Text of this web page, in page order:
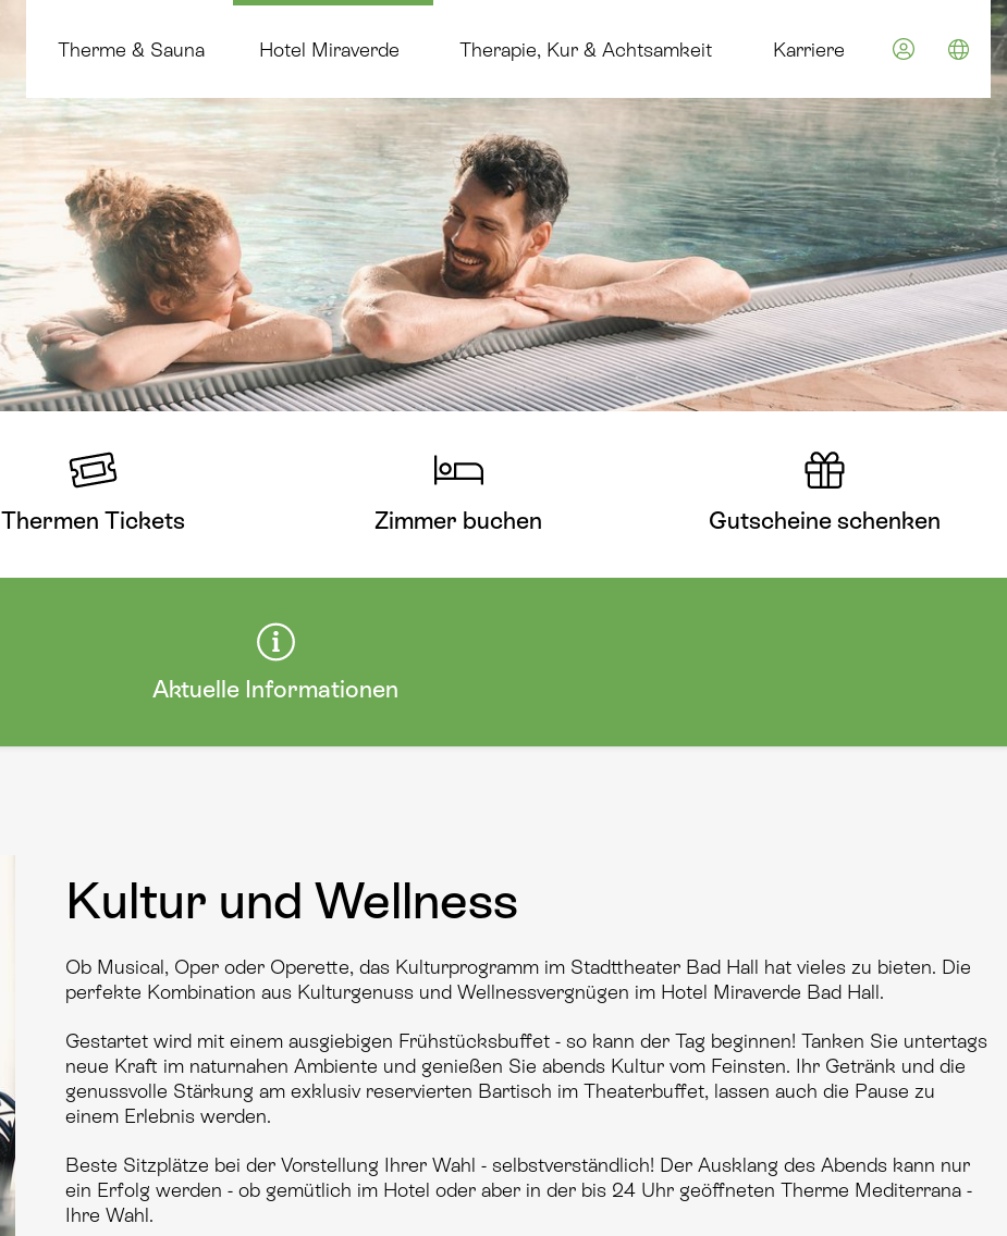
Therme & Sauna Hotel Miraverde Therapie, Kur & Achtsamkeit Karriere im
Thermen Tickets Zimmer buchen Gutscheine schenken
Aktuelle Informationen
Kultur und Wellness
Ob Musical, Oper oder Operette, das Kulturprogramm im Stadttheater Bad Hall hat vieles zu bieten. Die
perfekte Kombination aus Kulturgenuss und Wellnessvergnügen im Hotel Miraverde Bad Hall.
Gestartet wird mit einem ausgiebigen Frühstücksbuffet - so kann der Tag beginnen! Tanken Sie untertags
neue Kraft im naturnahen Ambiente und genießen Sie abends Kultur vom Feinsten. Ihr Getränk und die
genussvolle Stärkung am exklusiv reservierten Bartisch im Theaterbuffet, lassen auch die Pause zu
einem Erlebnis werden.
Beste Sitzplätze bei der Vorstellung Ihrer Wahl - selbstverständlich! Der Ausklang des Abends kann nur
ein Erfolg werden - ob gemütlich im Hotel oder aber in der bis 24 Uhr geöffneten Therme Mediterrana -
Ihre Wahl.